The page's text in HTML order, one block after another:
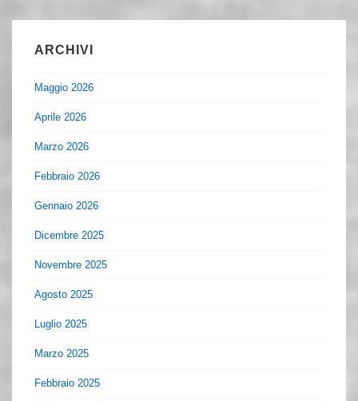
ARCHIVI
Maggio 2026
Aprile 2026
Marzo 2026
Febbraio 2026
Gennaio 2026
Dicembre 2025
Novembre 2025
Agosto 2025
Luglio 2025
Marzo 2025
Febbraio 2025